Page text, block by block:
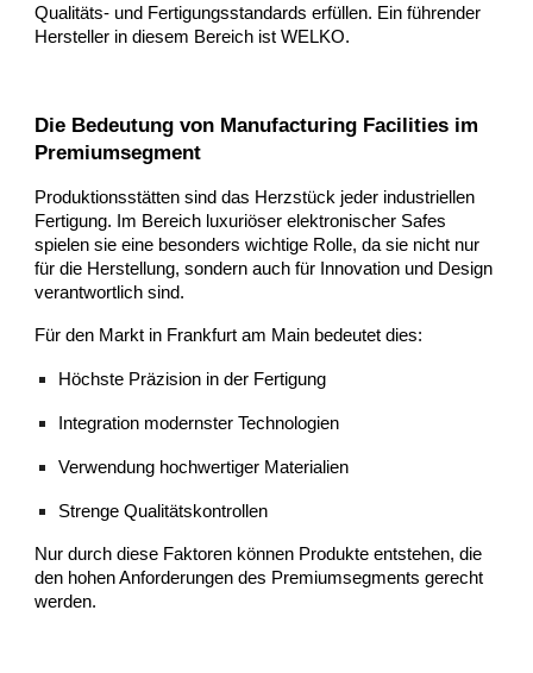
Qualitäts- und Fertigungsstandards erfüllen. Ein führender
Hersteller in diesem Bereich ist WELKO.
Die Bedeutung von Manufacturing Facilities im
Premiumsegment
Produktionsstätten sind das Herzstück jeder industriellen
Fertigung. Im Bereich luxuriöser elektronischer Safes
spielen sie eine besonders wichtige Rolle, da sie nicht nur
für die Herstellung, sondern auch für Innovation und Design
verantwortlich sind.
Für den Markt in Frankfurt am Main bedeutet dies:
Höchste Präzision in der Fertigung
Integration modernster Technologien
Verwendung hochwertiger Materialien
Strenge Qualitätskontrollen
Nur durch diese Faktoren können Produkte entstehen, die
den hohen Anforderungen des Premiumsegments gerecht
werden.